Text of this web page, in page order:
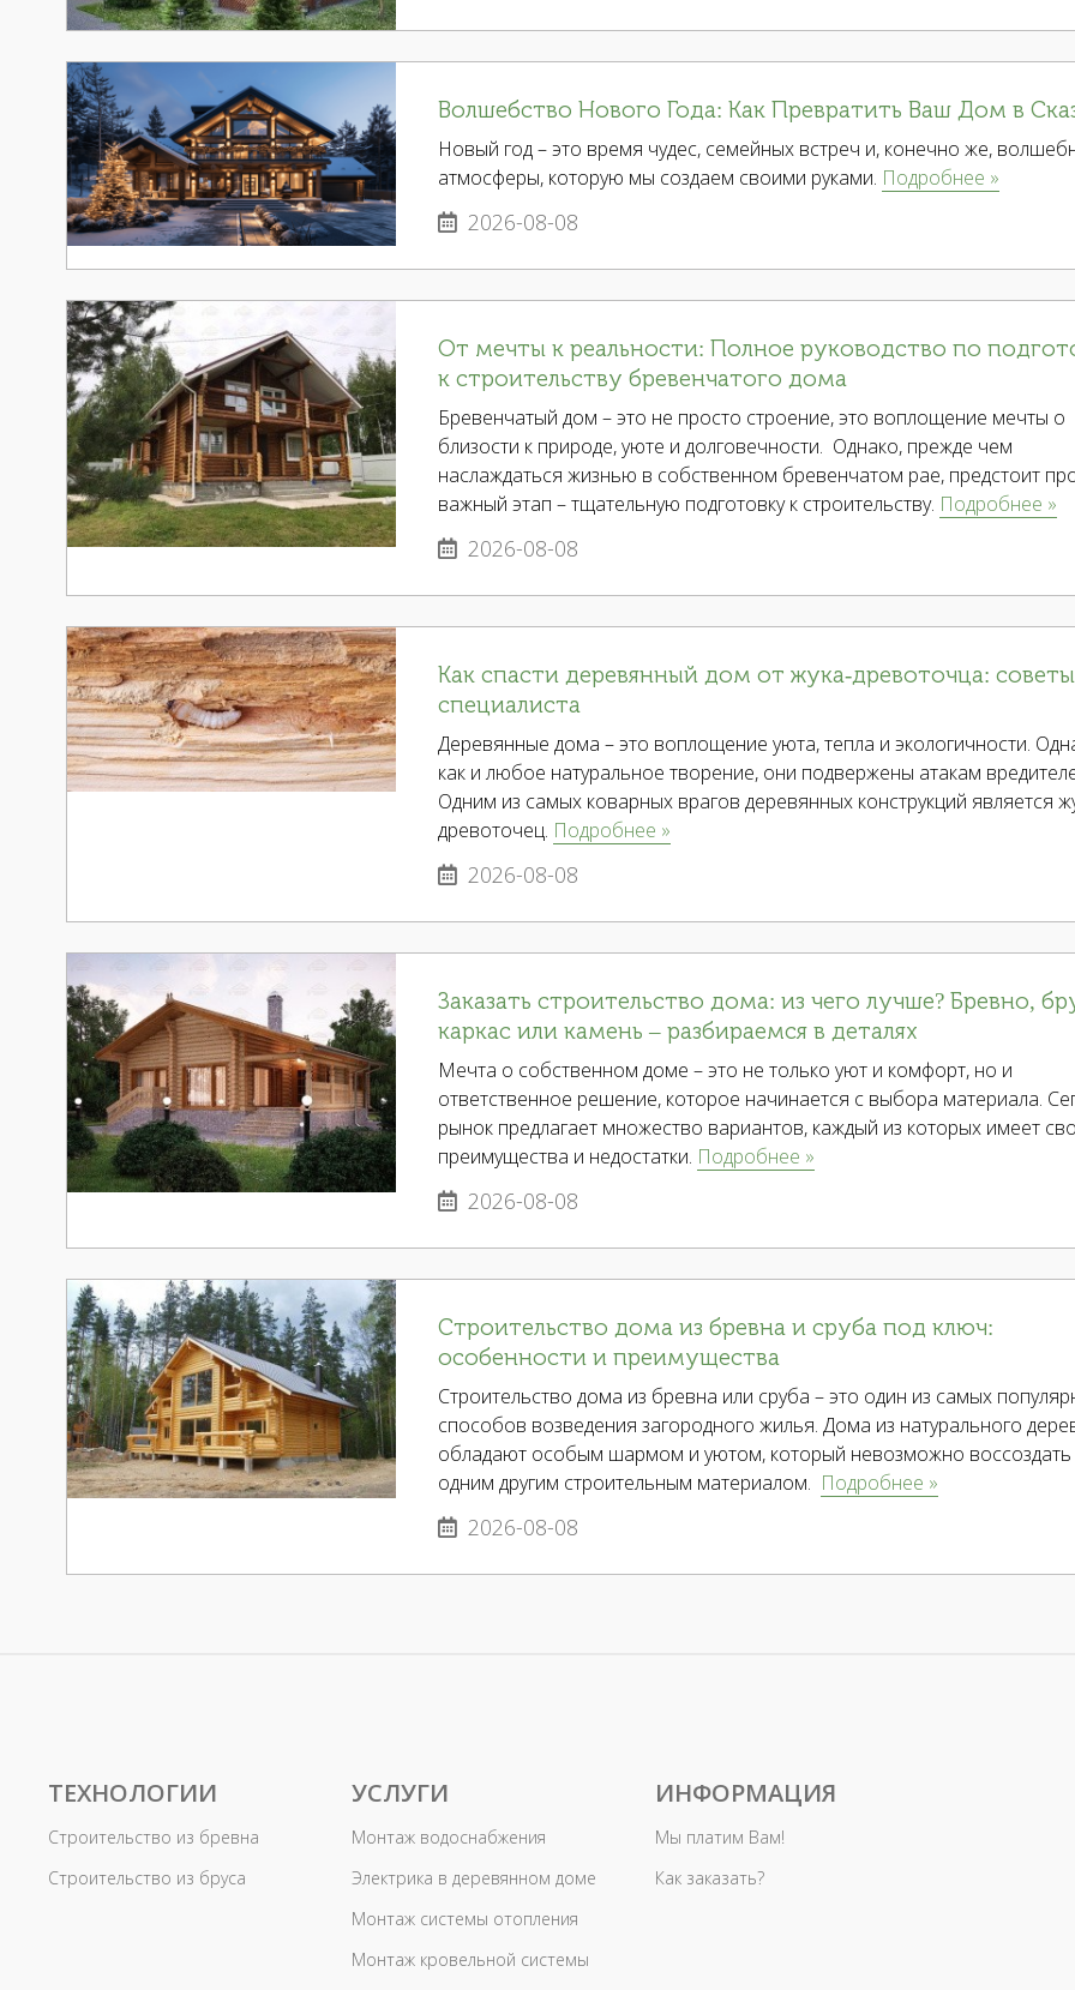
Волшебство Нового Года: Как Превратить Ваш Дом в
Новый год – это время чудес, семейных встреч и, конечно же,
атмосферы, которую мы создаем своими руками. Подробнее »
2026-08-08
От мечты к реальности: Полное руководство по
к строительству бревенчатого дома
Бревенчатый дом – это не просто строение, это воплощение мечты о
близости к природе, уюте и долговечности. Однако, прежде чем
наслаждаться жизнью в собственном бревенчатом рае, предстоит
важный этап – тщательную подготовку к строительству. Подробнее »
2026-08-08
Как спасти деревянный дом от жука-древоточца: советы
специалиста
Деревянные дома – это воплощение уюта, тепла и экологичности.
как и любое натуральное творение, они подвержены атакам
Одним из самых коварных врагов деревянных конструкций является
древоточец. Подробнее »
2026-08-08
Заказать строительство дома: из чего лучше? Бревно,
каркас или камень – разбираемся в деталях
Мечта о собственном доме – это не только уют и комфорт, но и
ответственное решение, которое начинается с выбора материала.
рынок предлагает множество вариантов, каждый из которых имеет
преимущества и недостатки. Подробнее »
2026-08-08
Строительство дома из бревна и сруба под ключ:
особенности и преимущества
Строительство дома из бревна или сруба – это один из самых
способов возведения загородного жилья. Дома из натурального
обладают особым шармом и уютом, который невозможно воссоздать
одним другим строительным материалом. Подробнее »
2026-08-08
ТЕХНОЛОГИИ
Строительство из бревна
Строительство из бруса
УСЛУГИ
Монтаж водоснабжения
Электрика в деревянном доме
Монтаж системы отопления
Монтаж кровельной системы
ИНФОРМАЦИЯ
Мы платим Вам!
Как заказать?